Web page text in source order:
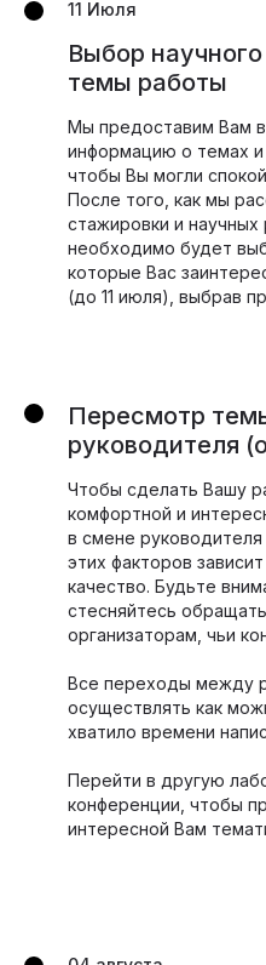
11 Июля
Выбор
темы работы
Мы предоставим Вам
информацию о темах и
чтобы Вы могли
После того, как мы
стажировки и
необходимо будет
которые Вас
(до 11 июля), выбрав
Пересмотр
руководителя
Чтобы сделать Вашу
комфортной и
в смене
этих факторов
качество. Будьте
стесняйтесь
организаторам, чьи
Все переходы между
осуществлять как
хватило времени
Перейти в другую
конференции, чтобы
интересной Вам